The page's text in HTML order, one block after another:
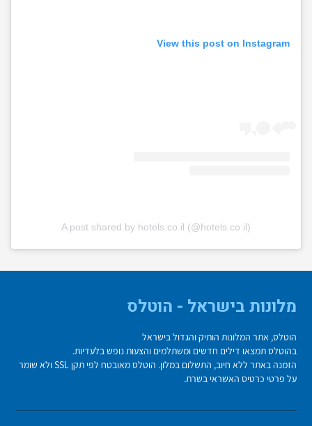
View this post on Instagram
A post shared by hotels.co.il (@hotels.co.il)
מלונות בישראל - הוטלס
הוטלס, אתר המלונות הותיק והגדול בישראל
בהוטלס תמצאו דילים חדשים ומשתלמים והצעות נופש בלעדיות.
הזמנה באתר ללא חיוב, התשלום במלון. הוטלס מאובטח לפי תקן SSL ולא שומר
על פרטי כרטיס האשראי בשרת.